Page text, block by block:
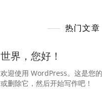
热门文章
世界，您好！
欢迎使用 WordPress。这是您
或删除它，然后开始写作吧！